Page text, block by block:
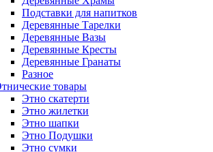
Подставки для напитков
Деревянные Тарелки
Деревянные Вазы
Деревянные Кресты
Деревянные Гранаты
Разное
товары
Этно скатерти
Этно жилетки
Этно шапки
Этно Подушки
Этно сумки